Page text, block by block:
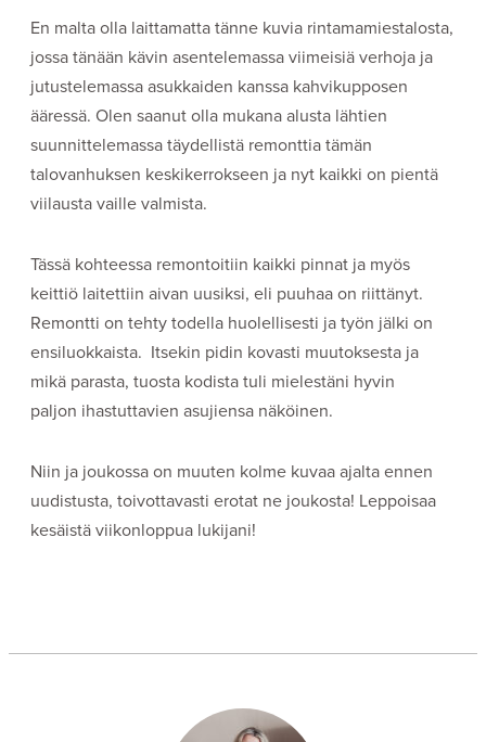
En malta olla laittamatta tänne kuvia rintamamiestalosta,
jossa tänään kävin asentelemassa viimeisiä verhoja ja
jutustelemassa asukkaiden kanssa kahvikupposen
ääressä. Olen saanut olla mukana alusta lähtien
suunnittelemassa täydellistä remonttia tämän
talovanhuksen keskikerrokseen ja nyt kaikki on pientä
viilausta vaille valmista.
Tässä kohteessa remontoitiin kaikki pinnat ja myös
keittiö laitettiin aivan uusiksi, eli puuhaa on riittänyt.
Remontti on tehty todella huolellisesti ja työn jälki on
ensiluokkaista. Itsekin pidin kovasti muutoksesta ja
mikä parasta, tuosta kodista tuli mielestäni hyvin
paljon ihastuttavien asujiensa näköinen.
Niin ja joukossa on muuten kolme kuvaa ajalta ennen
uudistusta, toivottavasti erotat ne joukosta! Leppoisaa
kesäistä viikonloppua lukijani!